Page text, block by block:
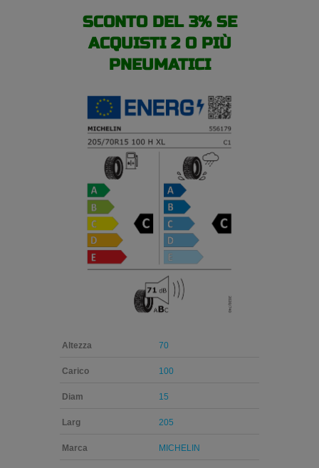
SCONTO DEL 3% SE
ACQUISTI 2 O PIÙ
PNEUMATICI
Altezza 70
Carico 100
Diam 15
Larg 205
Marca MICHELIN